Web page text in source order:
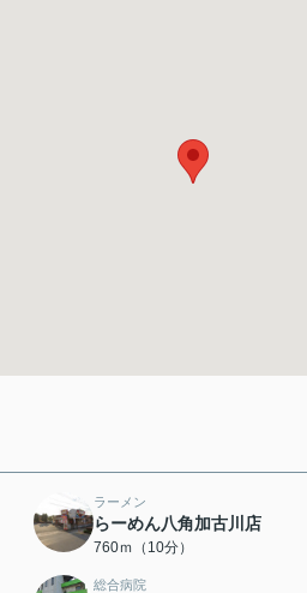
ラーメン
らーめん八角加古川店
760ｍ（10分）
総合病院